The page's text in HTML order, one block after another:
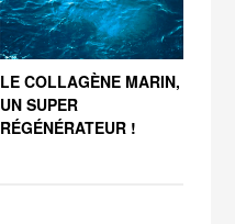
LE COLLAGÈNE MARIN,
UN SUPER
RÉGÉNÉRATEUR !